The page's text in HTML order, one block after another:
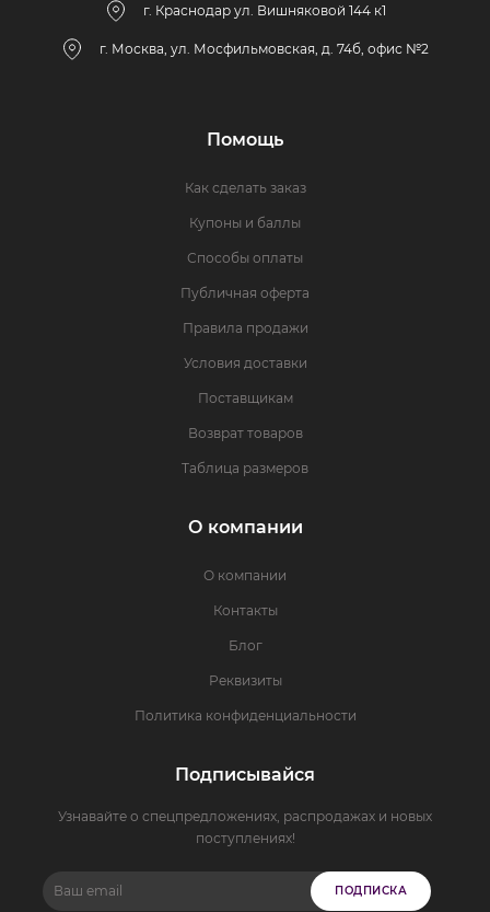
г. Краснодар ул. Вишняковой 144 к1
г. Москва, ул. Мосфильмовская, д. 74б, офис №2
Помощь
Как сделать заказ
Купоны и баллы
Способы оплаты
Публичная оферта
Правила продажи
Условия доставки
Поставщикам
Возврат товаров
Таблица размеров
О компании
О компании
Контакты
Блог
Реквизиты
Политика конфиденциальности
Подписывайся
Узнавайте о спецпредложениях, распродажах и новых
поступлениях!
ПОДПИСКА